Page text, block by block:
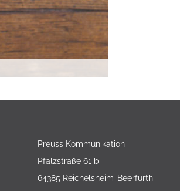
Preuss Kommunikation
Pfalzstraße 61 b
64385 Reichelsheim-Beerfurth